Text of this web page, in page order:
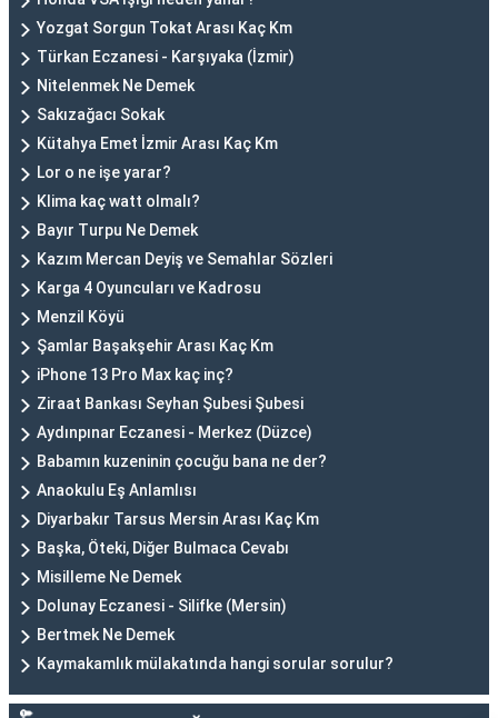
Yozgat Sorgun Tokat Arası Kaç Km
Türkan Eczanesi - Karşıyaka (İzmir)
Nitelenmek Ne Demek
Sakızağacı Sokak
Kütahya Emet İzmir Arası Kaç Km
Lor o ne işe yarar?
Klima kaç watt olmalı?
Bayır Turpu Ne Demek
Kazım Mercan Deyiş ve Semahlar Sözleri
Karga 4 Oyuncuları ve Kadrosu
Menzil Köyü
Şamlar Başakşehir Arası Kaç Km
iPhone 13 Pro Max kaç inç?
Ziraat Bankası Seyhan Şubesi Şubesi
Aydınpınar Eczanesi - Merkez (Düzce)
Babamın kuzeninin çocuğu bana ne der?
Anaokulu Eş Anlamlısı
Diyarbakır Tarsus Mersin Arası Kaç Km
Başka, Öteki, Diğer Bulmaca Cevabı
Misilleme Ne Demek
Dolunay Eczanesi - Silifke (Mersin)
Bertmek Ne Demek
Kaymakamlık mülakatında hangi sorular sorulur?